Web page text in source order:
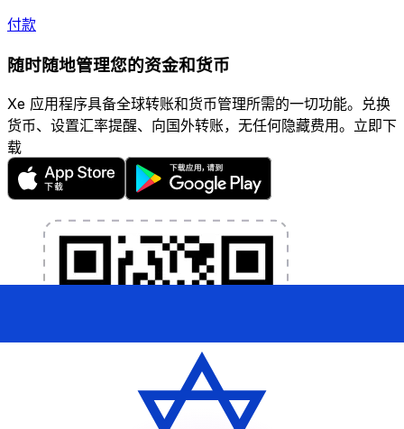
付款
随时随地管理您的资金和货币
Xe 应用程序具备全球转账和货币管理所需的一切功能。兑换
货币、设置汇率提醒、向国外转账，无任何隐藏费用。立即下
载